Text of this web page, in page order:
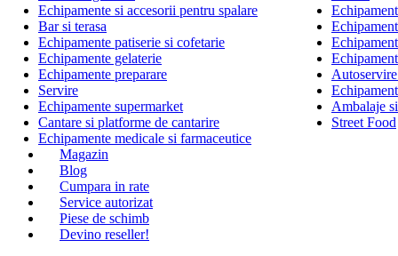
Echipamente si accesorii pentru spalare
Bar si terasa
Echipamente patiserie si cofetarie
Echipamente gelaterie
Echipamente preparare
Servire
Echipamente supermarket
Ambalaje
Cantare si platforme de cantarire
Street Food
Echipamente medicale si farmaceutice
Magazin
Blog
Cumpara in rate
Service autorizat
Piese de schimb
Devino reseller!